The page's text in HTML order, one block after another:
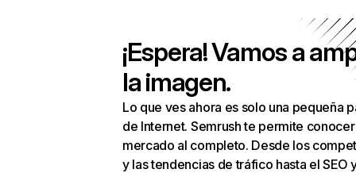
¡Espera! Vamos a
la imagen.
Lo que ves ahora es solo una pequeña
de Internet. Semrush te permite
mercado al completo. Desde los
y las tendencias de tráfico hasta el SEO